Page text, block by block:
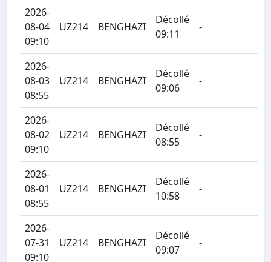
2026-
08-04
09:10
UZ214 BENGHAZI
Décollé
09:11
-
2026-
08-03
08:55
UZ214 BENGHAZI
Décollé
09:06
-
2026-
08-02
09:10
UZ214 BENGHAZI
Décollé
08:55
-
2026-
08-01
08:55
UZ214 BENGHAZI
Décollé
10:58
-
2026-
07-31
09:10
UZ214 BENGHAZI
Décollé
09:07
-